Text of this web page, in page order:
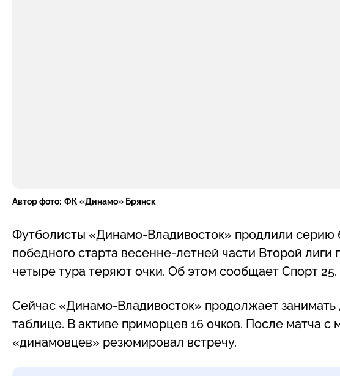
Автор фото: ФК «Динамо» Брянск
Футболисты «Динамо-Владивосток» продлили серию
победного старта весенне-летней части Второй
четыре тура теряют очки. Об этом сообщает Спорт 25.
Сейчас «Динамо-Владивосток» продолжает занимать
таблице. В активе приморцев 16 очков. После матча
«динамовцев» резюмировал встречу.